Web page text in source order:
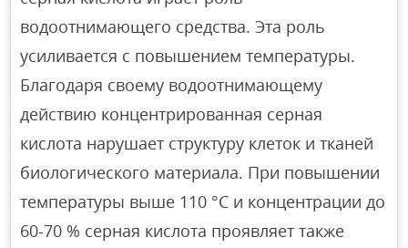
водоотнимающего средства. Эта роль
усиливается с повышением температуры.
Благодаря своему водоотнимающему
действию концентрированная серная
кислота нарушает структуру клеток и тканей
биологического материала. При повышении
температуры выше 110 °С и концентрации до
60-70 % серная кислота проявляет также